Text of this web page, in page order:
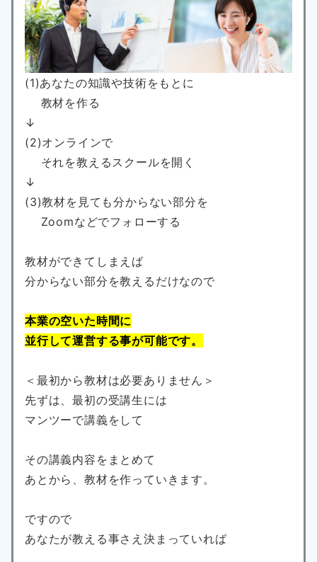
(1)あなたの知識や技術をもとに
教材を作る
↓
(2)オンラインで
それを教えるスクールを開く
↓
(3)教材を見ても分からない部分を
Zoomなどでフォローする
教材ができてしまえば
分からない部分を教えるだけなので
本業の空いた時間に
並行して運営する事が可能です。
＜最初から教材は必要ありません＞
先ずは、最初の受講生には
マンツーで講義をして
その講義内容をまとめて
あとから、教材を作っていきます。
ですので
あなたが教える事さえ決まっていれば